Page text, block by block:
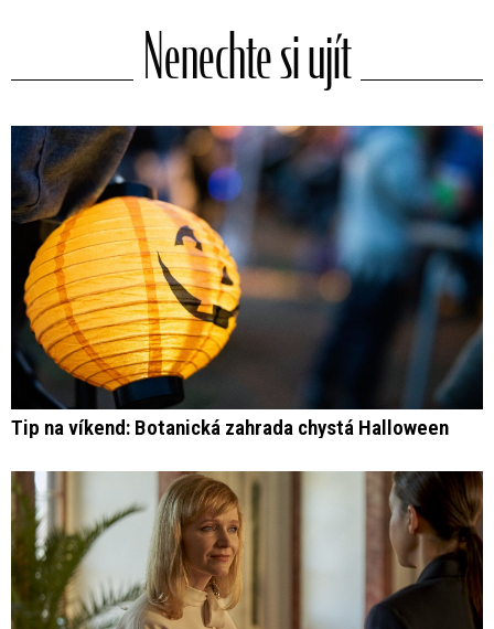
Nenechte si ujít
Tip na víkend: Botanická zahrada chystá Halloween